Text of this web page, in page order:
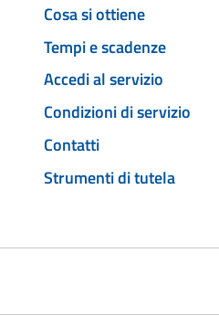
Cosa si ottiene
Tempi e scadenze
Accedi al servizio
Condizioni di servizio
Contatti
Strumenti di tutela